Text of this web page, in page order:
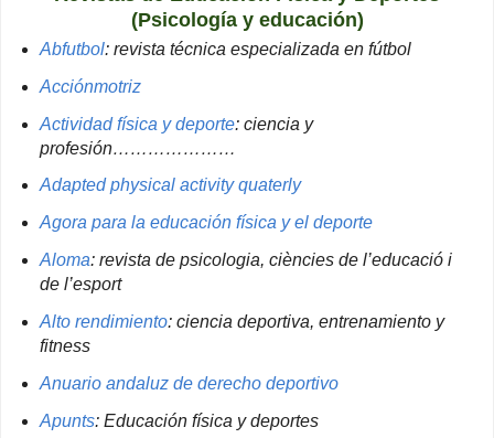
(Psicología y educación)
Abfutbol: revista técnica especializada en fútbol
Acciónmotriz
Actividad física y deporte: ciencia y
profesión…………………
Adapted physical activity quaterly
Agora para la educación física y el deporte
Aloma: revista de psicologia, ciències de l’educació i
de l’esport
Alto rendimiento: ciencia deportiva, entrenamiento y
fitness
Anuario andaluz de derecho deportivo
Apunts: Educación física y deportes